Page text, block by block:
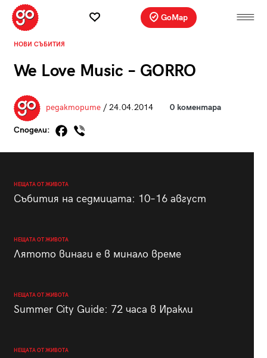
GoMap
НОВИ СЪБИТИЯ
We Love Music – GORRO
редакторите/ 24.04.2014 0 коментара
Сподели:
НЕЩАТА ОТ ЖИВОТА
Събития на седмицата: 10–16 август
НЕЩАТА ОТ ЖИВОТА
Лятото винаги е в минало време
НЕЩАТА ОТ ЖИВОТА
Summer City Guide: 72 часа в Иракли
НЕЩАТА ОТ ЖИВОТА